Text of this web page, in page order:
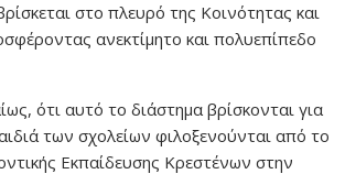
στο πλευρό της Κοινότητας και
ανεκτίμητο και πολυεπίπεδο
ότι αυτό το διάστημα βρίσκονται για
των σχολείων φιλοξενούνται από το
Εκπαίδευσης Κρεστένων στην